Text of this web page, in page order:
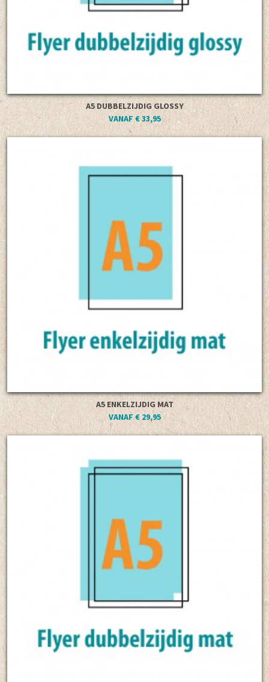
A5 DUBBELZIJDIG GLOSSY
VANAF € 33,95
A5 ENKELZIJDIG MAT
VANAF € 29,95